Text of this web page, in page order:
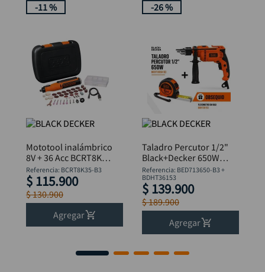
-11 %
Mototool inalámbrico
8V + 36 Acc BCRT8K35
B&D
Referencia: BCRT8K35-B3
$ 115.900
$130.900
Agregar
-26 %
Taladro Percutor 1/2"
Black+Decker 650W
BED713650-B3 +
Flexómetro
Referencia: BED713650-B3 +
BDHT36153
$ 139.900
$189.900
Agregar